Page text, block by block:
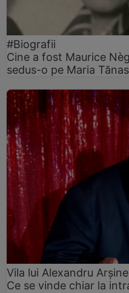
#Biografii
Cine a fost Maurice
sedus-o pe Maria
Vila lui Alexandru
Ce se vinde chiar la